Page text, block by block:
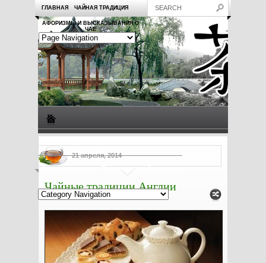
ГЛАВНАЯ ЧАЙНАЯ ТРАДИЦИЯ
АФОРИЗМЫ И ВЫСКАЗЫВАНИЯ О
ЧАЕ
Рецепты с чаем Полезные свойства чая
21 апреля, 2014
Чайные традиции Англии